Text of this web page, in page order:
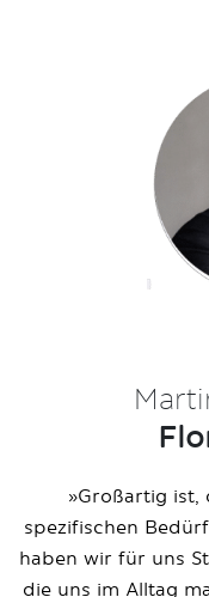
»Großartig ist,
spezifischen
haben wir für uns
die uns im Alltag